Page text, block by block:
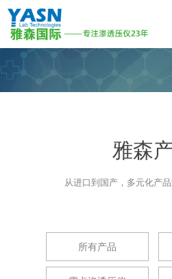
雅森
从进口到国产，多元化产
所有产品